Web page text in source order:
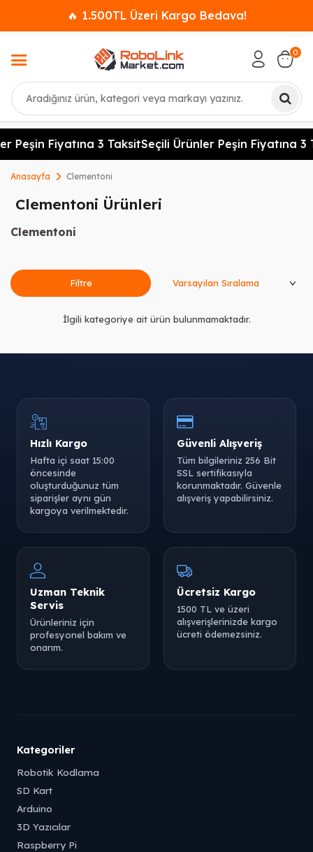
🔥 1.500TL Üzeri Kargo Bedava!
Ara
0
Peşin Fiyatına 3 TaksitSeçili Ürünler Peşin Fiyatına 3
Anasayfa Clementoni
Clementoni Ürünleri
Clementoni
Filtre
İlgili kategoriye ait ürün bulunmamaktadır.
Hızlı Kargo
Hafta içi saat 15:00
öncesinde
oluşturduğunuz tüm
siparişler aynı gün
kargoya verilmektedir.
Güvenli Alışveriş
Tüm bilgileriniz 256 Bit
SSL sertifikasıyla
korunmaktadır. Güvenle
alışveriş yapabilirsiniz.
Uzman Teknik
Servis
Ürünleriniz için
profesyonel bakım ve
onarım.
Ücretsiz Kargo
1500 TL ve üzeri
alışverişlerinizde kargo
ücreti ödemezsiniz.
Kategoriler
Robotik Kodlama
SD Kart
Arduino
3D Yazıcılar
Raspberry Pi